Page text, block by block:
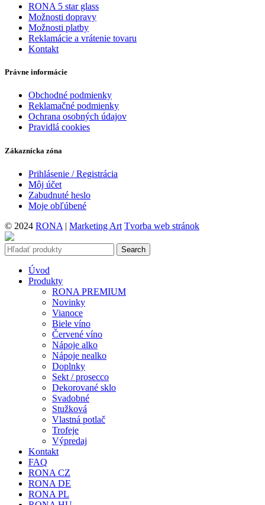
RONA 5 star glass
Možnosti dopravy
Možnosti platby
Reklamácie a vrátenie tovaru
Kontakt
Právne informácie
Obchodné podmienky
Reklamačné podmienky
Ochrana osobných údajov
Pravidlá cookies
Zákaznícka zóna
Prihlásenie / Registrácia
Môj účet
Zabudnuté heslo
Moje obľúbené
© 2024 RONA | Marketing Art Tvorba web stránok
Search
Úvod
Produkty
RONA PREMIUM
Novinky
Vianoce
Biele víno
Červené víno
Nápoje alko
Nápoje nealko
Doplnky
Sekt / prosecco
Dekorované sklo
Svadobné
Stužková
Vlastná potlač
Trofeje
Výpredaj
Kontakt
FAQ
RONA CZ
RONA DE
RONA PL